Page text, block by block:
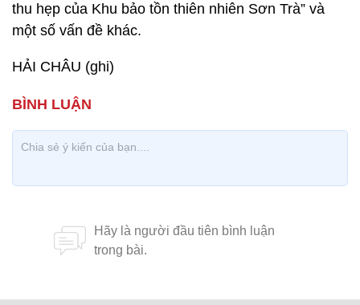
thu hẹp của Khu bảo tồn thiên nhiên Sơn Trà” và
một số vấn đề khác.
HẢI CHÂU (ghi)